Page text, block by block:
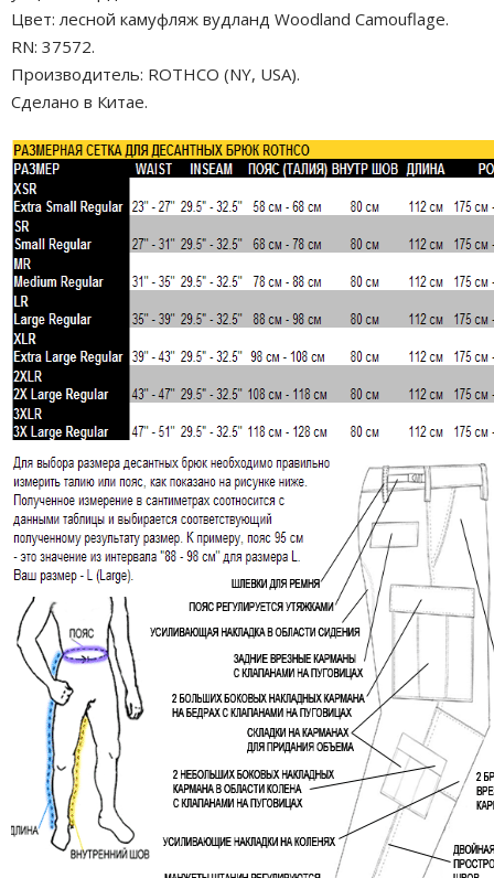
Цвет: лесной камуфляж вудланд Woodland Camouflage.
RN: 37572.
Производитель: ROTHCO (NY, USA).
Сделано в Китае.